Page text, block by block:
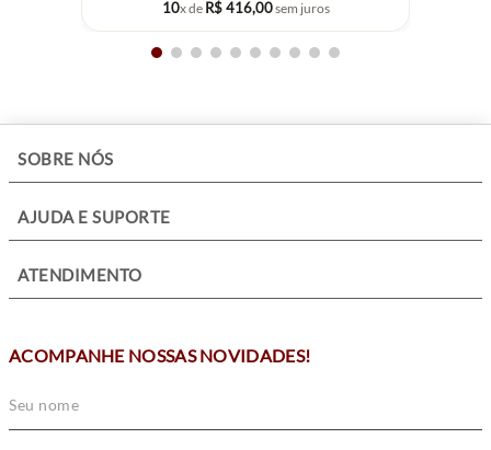
10x de R$ 416,00sem juros
SOBRE NÓS
AJUDA E SUPORTE
ATENDIMENTO
ACOMPANHE NOSSAS NOVIDADES!